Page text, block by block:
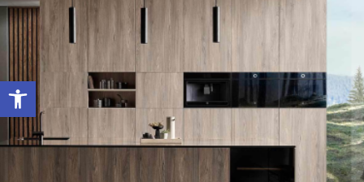
פתח
לייעוץ מקצועי והצעת מחיר: 072-2160644